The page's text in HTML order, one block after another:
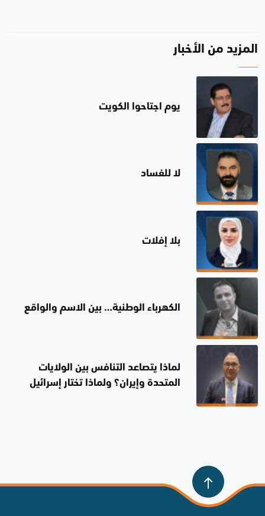
المزيد من الأخبار
يوم اجتاحوا الكويت
لا للفساد
بلا إفلات
الكهرباء الوطنية… بين الاسم والواقع
لماذا يتصاعد التنافس بين الولايات
المتحدة وإيران؟ ولماذا تختار إسرائيل